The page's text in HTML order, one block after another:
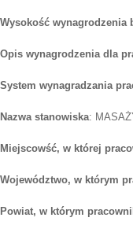
Wysokość wynagrodzenia
Opis wynagrodzenia dla
System wynagradzania
Nazwa stanowiska:
Miejscowść, w której
Województwo, w którym
Powiat, w którym